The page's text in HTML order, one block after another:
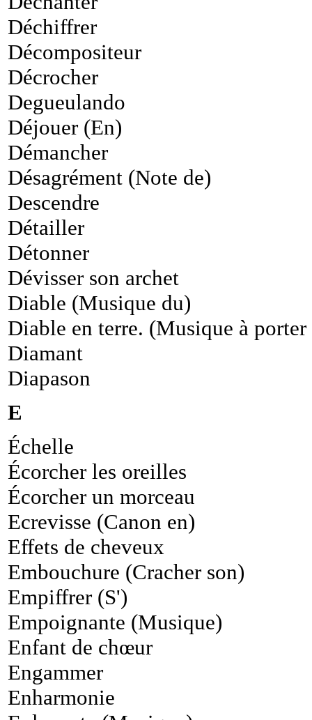
Déchiffrer
Décompositeur
Décrocher
Degueulando
Déjouer (En)
Démancher
Désagrément (Note de)
Descendre
Détailler
Détonner
Dévisser son archet
Diable (Musique du)
Diable en terre. (Musique à
Diamant
Diapason
E
Échelle
Écorcher les oreilles
Écorcher un morceau
Ecrevisse (Canon en)
Effets de cheveux
Embouchure (Cracher son)
Empiffrer (S')
Empoignante (Musique)
Enfant de chœur
Engammer
Enharmonie